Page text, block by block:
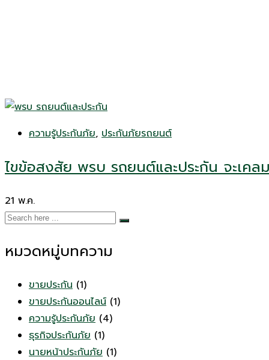
ความรู้ประกันภัย, ประกันภัยรถยนต์
ไขข้อสงสัย พรบ รถยนต์และประกัน จะเคล
21 พ.ค.
หมวดหมู่บทความ
ขายประกัน (1)
ขายประกันออนไลน์ (1)
ความรู้ประกันภัย (4)
ธุรกิจประกันภัย (1)
นายหน้าประกันภัย (1)